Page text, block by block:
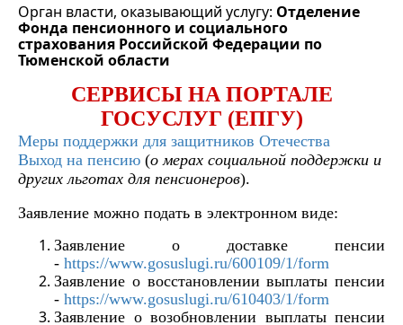
Орган власти, оказывающий услугу: Отделение
Фонда пенсионного и социального
страхования Российской Федерации по
Тюменской области
СЕРВИСЫ НА ПОРТАЛЕ
ГОСУСЛУГ (ЕПГУ)
Меры поддержки для защитников Отечества
Выход на пенсию (о мерах социальной поддержки и
других льготах для пенсионеров).
Заявление можно подать в электронном виде:
Заявление о доставке пенсии
- https://www.gosuslugi.ru/600109/1/form
Заявление о восстановлении выплаты пенсии
- https://www.gosuslugi.ru/610403/1/form
Заявление о возобновлении выплаты пенсии